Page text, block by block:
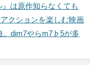
』は原作知らなくても
クションを楽しむ映画
。dim7やらm7♭5が多